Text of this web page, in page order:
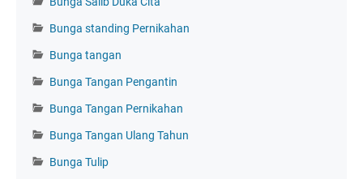
Bunga standing Pernikahan
Bunga tangan
Bunga Tangan Pengantin
Bunga Tangan Pernikahan
Bunga Tangan Ulang Tahun
Bunga Tulip